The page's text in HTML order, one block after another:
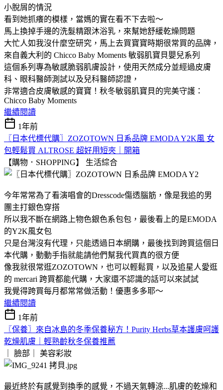
小脫屑的情況
看到她抓癢的模樣，當媽的實在看不下去啦～
馬上換掉手邊的洗髮精跟沐浴乳，來幫她舒緩乾燥問題
大忙人如我沒什麼空研究，馬上去買寶寶時期很常買的品牌，
來自義大利的 Chicco Baby Moments 敏弱肌寶貝嬰兒系列
這個系列專為敏感脆弱肌膚設計，使用天然成分並經過皮膚
科、眼科醫師測試以及兒科醫師認證，
非常適合皮膚敏感的寶寶！秋冬敏弱肌寶貝的完美守護：
Chicco Baby Moments
繼續閱讀
1年前
〖日本代標代購〗ZOZOTOWN 日系品牌 EMODA Y2K風 女
包輕鬆買 ALTROSE 超好用短夾｜開箱
【購物．SHOPPING】 生活綜合
今年常常為了看演唱會的Dresscode傷透腦筋，像是我追的男
團主打銀色穿搭
所以我不斷在網路上物色銀色系包包，最後看上的是EMODA
的Y2K風女包
只是台灣沒有代理，只能透過日本網購，最後找到跨買這個日
本代購，動動手指就能請他們幫我代買真的很方便
像我就很常逛ZOZOTOWN，也可以輕鬆買，以及追星人愛逛
的 mercari 跨買都能代購，大家還不認識的話可以來試試
我覺得跨買每月都常常做活動！優惠多多耶～
繼續閱讀
1年前
〖保養〗來自冰島的冬季保養秘方！Purity Herbs草本護膚呵護
乾燥肌膚｜輕熟齡秋冬保養推薦
｜ 臉部｜ 美容彩妝
最近終於有感覺到換季的感覺，不過天氣轉涼...肌膚的乾燥和